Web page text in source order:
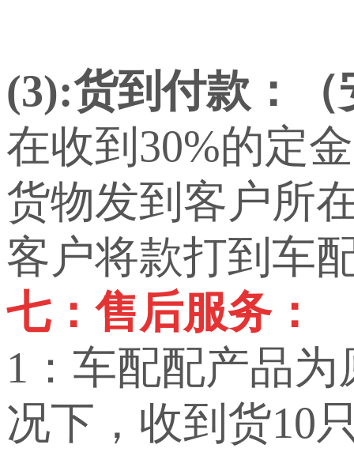
(3):货到付款：
在收到30%的定
货物发到客户所
客户将款打到车
七：售后服务：
1：车配配产品
况下，收到货10